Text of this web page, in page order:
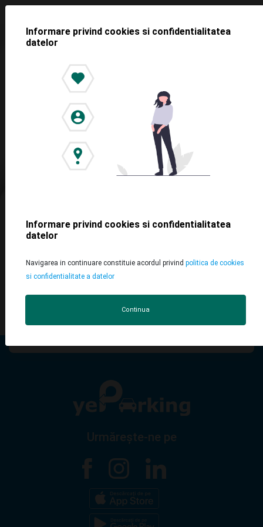
Reseteaza parola
Introdu adresa de email cu care te-ai inregistrat iar noi iti
vom trimite un cod pentru resetarea parolei
Adresa de e-mail
sau
Înregistrează-te cu ajutorul:
Urmărește-ne pe
Informare privind cookies si confidentialitatea
datelor
Informare privind cookies si confidentialitatea
datelor
Navigarea in continuare constituie acordul privind politica de cookies
si confidentialitate a datelor
Continua